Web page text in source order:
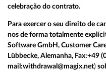
celebração do contrato.
Para exercer o seu direito de
nos de forma totalmente
Software GmbH, Customer
Lübbecke, Alemanha, Fax:+49
mail:withdrawal@magix.net)